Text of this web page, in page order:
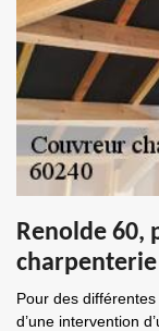
Renolde 60,
Pour des
d’une intervention